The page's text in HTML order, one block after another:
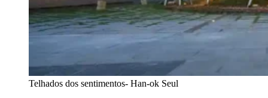
Telhados dos sentimentos- Han-ok Seul